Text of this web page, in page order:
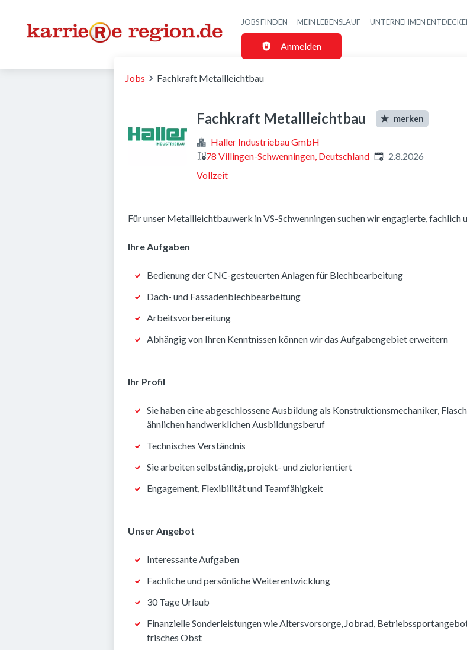
JOBS FINDEN MEIN LEBENSLAUF UNTERNEHMEN
Anmelden
Jobs Fachkraft Metallleichtbau
Fachkraft Metallleichtbau merken
Haller Industriebau GmbH
78 Villingen-Schwenningen, Deutschland Veröffentlicht
2.8.2026
Vollzeit
Für unser Metallleichtbauwerk in VS-Schwenningen suchen wir engagierte,
Ihre Aufgaben
Bedienung der CNC-gesteuerten Anlagen für Blechbearbeitung
Dach- und Fassadenblechbearbeitung
Arbeitsvorbereitung
Abhängig von Ihren Kenntnissen können wir das Aufgabengebiet erweitern
Ihr Profil
Sie haben eine abgeschlossene Ausbildung als Konstruktionsmechaniker,
ähnlichen handwerklichen Ausbildungsberuf
Technisches Verständnis
Sie arbeiten selbständig, projekt- und zielorientiert
Engagement, Flexibilität und Teamfähigkeit
Unser Angebot
Interessante Aufgaben
Fachliche und persönliche Weiterentwicklung
30 Tage Urlaub
Finanzielle Sonderleistungen wie Altersvorsorge, Jobrad,
frisches Obst